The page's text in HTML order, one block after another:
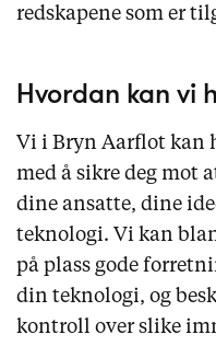
redskapene som er
Hvordan kan vi
Vi i Bryn Aarflot kan
med å sikre deg mot
dine ansatte, dine
teknologi. Vi kan
på plass gode
din teknologi, og
kontroll over slike